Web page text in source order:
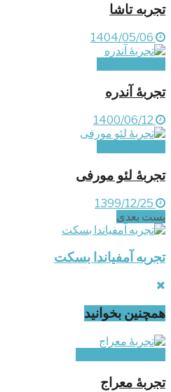
تجربه تاشا
تجربۀ آندره
تجربۀ لئو مورفی
پست‌ بعدی
تجربه آمفیاندا بسکت
همچنین بخوانید
تجربۀ معراج